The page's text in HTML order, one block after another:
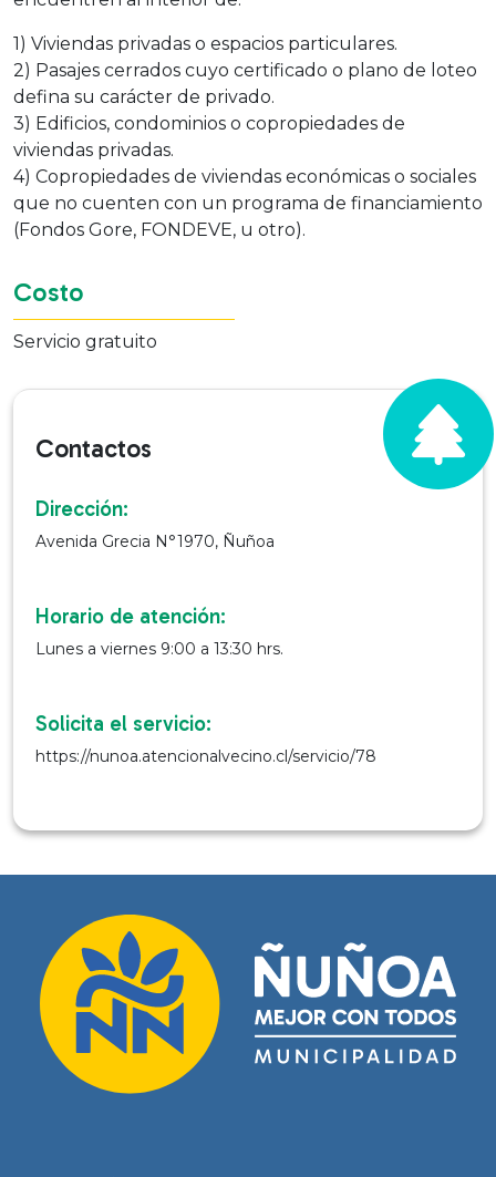
1) Viviendas privadas o espacios particulares.
2) Pasajes cerrados cuyo certificado o plano de loteo
defina su carácter de privado.
3) Edificios, condominios o copropiedades de
viviendas privadas.
4) Copropiedades de viviendas económicas o sociales
que no cuenten con un programa de financiamiento
(Fondos Gore, FONDEVE, u otro).
Costo
Servicio gratuito
Contactos
Dirección:
Avenida Grecia N°1970, Ñuñoa
Horario de atención:
Lunes a viernes 9:00 a 13:30 hrs.
Solicita el servicio:
https://nunoa.atencionalvecino.cl/servicio/78